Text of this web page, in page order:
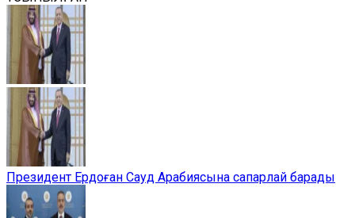
Президент Ердоған Сауд Арабиясына сапарлай барады